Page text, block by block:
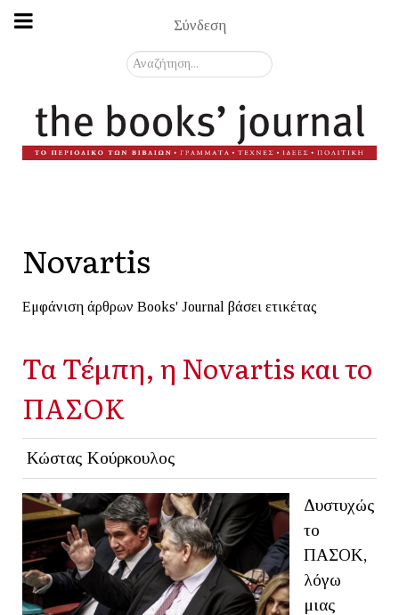
Σύνδεση
Αναζήτηση...
Novartis
Εμφάνιση άρθρων Books' Journal βάσει ετικέτας
Τα Τέμπη, η Novartis και το
ΠΑΣΟΚ
Κώστας Κούρκουλος
Δυστυχώς
το
ΠΑΣΟΚ,
λόγω
μιας